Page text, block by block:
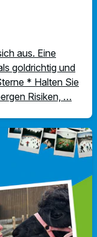
aus. Eine
goldrichtig und
* Halten Sie
Risiken, …